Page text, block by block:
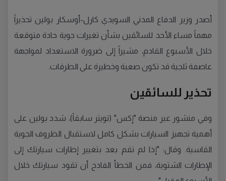
أصدر وزير الدفاع المدني السويدي كارل-أوسكار بولين تحذيراً
مهماً مساء الأحد للسائقين بشأن تغيرات جوية حادة متوقعة
خلال الأسبوع القادم، مشيراً إلى ضرورة الاستعداد لمواجهة
عاصفة ثلجية قد تكون صعبة وخطيرة على الطرقات.
تحذير للسائقين
وفي منشور عبر منصة "إكس" (تويتر سابقاً)، شدد بولين على
أهمية تجهيز السيارات بشكل كامل لاستقبال الظروف الجوية
القاسية. وقال: "إذا لم تقم بعد بتغيير إطارات سيارتك إلى
الإطارات الشتوية، فمن الخطأ الفادح أن تقود سيارتك خلال